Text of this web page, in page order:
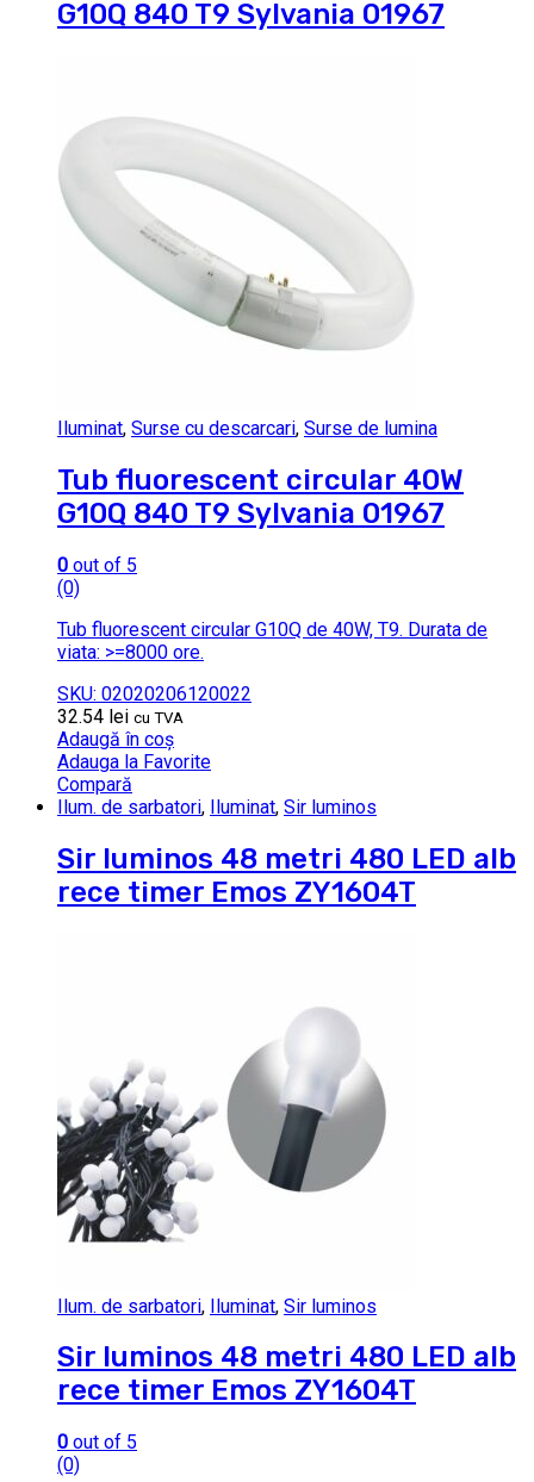
G10Q 840 T9 Sylvania 01967
Iluminat, Surse cu descarcari, Surse de lumina
Tub fluorescent circular 40W
G10Q 840 T9 Sylvania 01967
0 out of 5
(0)
Tub fluorescent circular G10Q de 40W, T9. Durata de
viata: >=8000 ore.
SKU: 02020206120022
32.54 lei cu TVA
Adaugă în coș
Adauga la Favorite
Compară
Ilum. de sarbatori, Iluminat, Sir luminos
Sir luminos 48 metri 480 LED alb
rece timer Emos ZY1604T
Ilum. de sarbatori, Iluminat, Sir luminos
Sir luminos 48 metri 480 LED alb
rece timer Emos ZY1604T
0 out of 5
(0)